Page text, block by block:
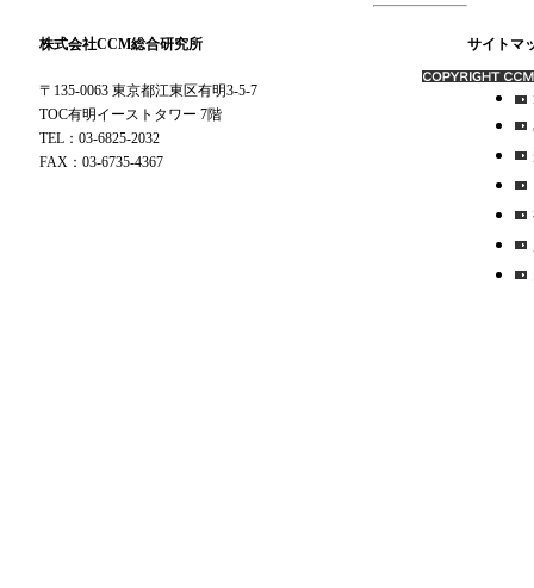
株式会社CCM総合研究所
〒135-0063 東京都江東区有明3-5-7
TOC有明イーストタワー 7階
TEL：03-6825-2032
FAX：03-6735-4367
サイトマ